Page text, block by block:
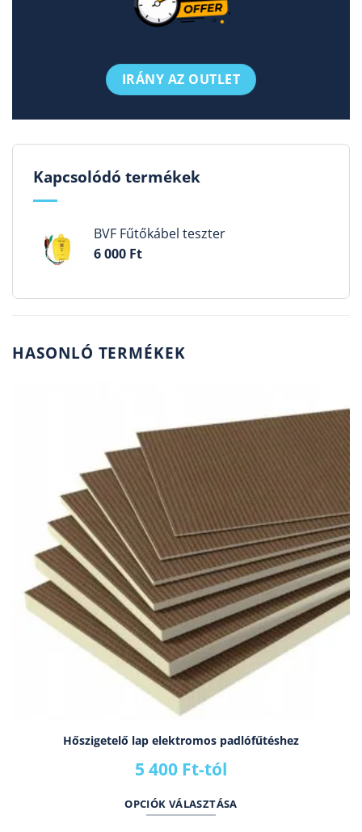
IRÁNY AZ OUTLET
Kapcsolódó termékek
BVF Fűtőkábel teszter
6 000 Ft
HASONLÓ TERMÉKEK
Hőszigetelő lap elektromos padlófűtéshez
5 400 Ft-tól
OPCIÓK VÁLASZTÁSA